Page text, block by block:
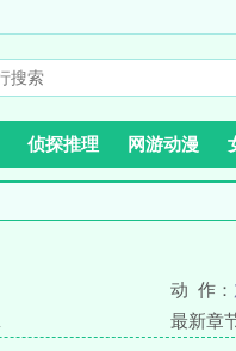
侦探推理 网游动漫
动 作：
最新章